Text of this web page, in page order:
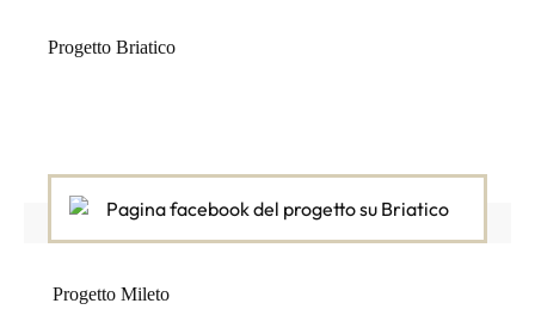
Progetto Briatico
Progetto Mileto